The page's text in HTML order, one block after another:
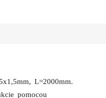
L=2000mm.
pomocou